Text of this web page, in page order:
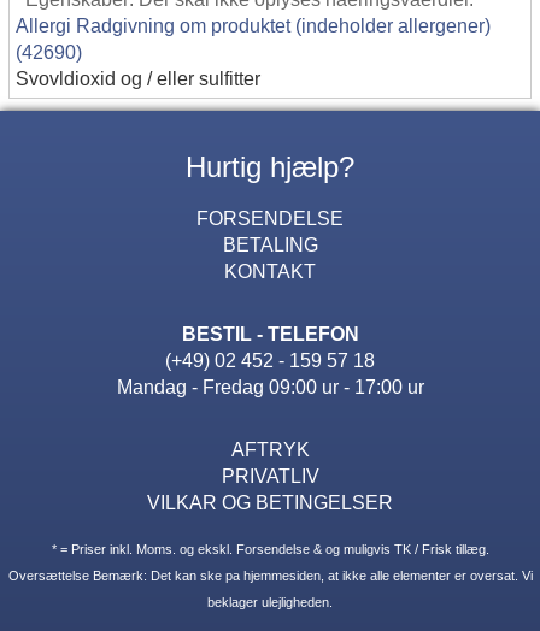
Allergi Radgivning om produktet (indeholder allergener)
(42690)
Svovldioxid og / eller sulfitter
Hurtig hjælp?
FORSENDELSE
BETALING
KONTAKT
BESTIL - TELEFON
(+49) 02 452 - 159 57 18
Mandag - Fredag 09:00 ur - 17:00 ur
AFTRYK
PRIVATLIV
VILKAR OG BETINGELSER
* = Priser inkl. Moms. og ekskl. Forsendelse & og muligvis TK / Frisk tillæg.
Oversættelse Bemærk: Det kan ske pa hjemmesiden, at ikke alle elementer er oversat. Vi
beklager ulejligheden.